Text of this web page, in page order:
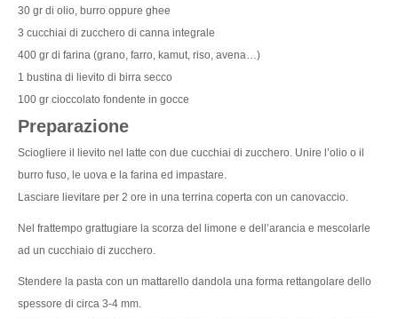
30 gr di olio, burro oppure ghee
3 cucchiai di zucchero di canna integrale
400 gr di farina (grano, farro, kamut, riso, avena…)
1 bustina di lievito di birra secco
100 gr cioccolato fondente in gocce
Preparazione
Sciogliere il lievito nel latte con due cucchiai di zucchero. Unire l’olio o il
burro fuso, le uova e la farina ed impastare.
Lasciare lievitare per 2 ore in una terrina coperta con un canovaccio.
Nel frattempo grattugiare la scorza del limone e dell’arancia e mescolarle
ad un cucchiaio di zucchero.
Stendere la pasta con un mattarello dandola una forma rettangolare dello
spessore di circa 3-4 mm.